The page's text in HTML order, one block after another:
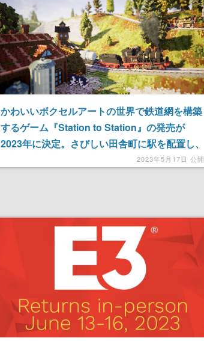
かわいいボクセルアートの世界で鉄道網を構築
するゲーム『Station to Station』の発売が
2023年に決定。さびしい田舎町に駅を配置し、
エリアの成長とともに世界を活気づかせよう
2023年5月17日 公開